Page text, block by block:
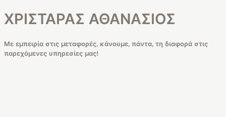
ΧΡΙΣΤΑΡΑΣ ΑΘΑΝΑΣΙΟΣ
Με εμπειρία στις μεταφορές, κάνουμε, πάντα, τη διαφορά στις
παρεχόμενες υπηρεσίες μας!